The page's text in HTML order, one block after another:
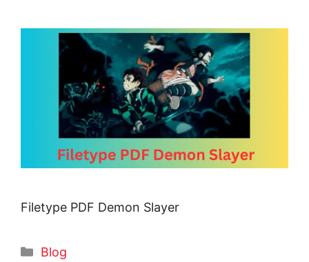
Filetype PDF Demon Slayer
Categories
Blog